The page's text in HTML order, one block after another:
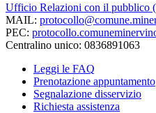
Ufficio Relazioni con il pubblico
MAIL:
PEC:
Centralino unico: 0836891063
Leggi le FAQ
Prenotazione appuntamento
Segnalazione disservizio
Richiesta assistenza